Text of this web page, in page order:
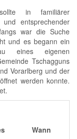
in familiärer
entsprechender
war die Suche
und es begann ein
eines eigenen
Tschagguns
Vorarlberg und der
werden konnte.
Wann